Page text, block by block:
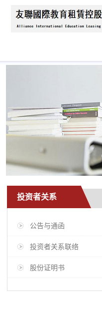
投资者关系
公告与通函
投资者关系联络
股份证明书